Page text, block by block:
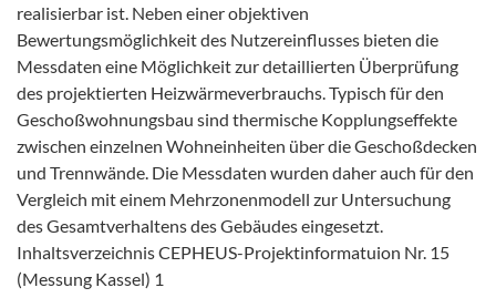
realisierbar ist. Neben einer objektiven
Bewertungsmöglichkeit des Nutzereinflusses bieten die
Messdaten eine Möglichkeit zur detaillierten Überprüfung
des projektierten Heizwärmeverbrauchs. Typisch für den
Geschoßwohnungsbau sind thermische Kopplungseffekte
zwischen einzelnen Wohneinheiten über die Geschoßdecken
und Trennwände. Die Messdaten wurden daher auch für den
Vergleich mit einem Mehrzonenmodell zur Untersuchung
des Gesamtverhaltens des Gebäudes eingesetzt.
Inhaltsverzeichnis CEPHEUS-Projektinformatuion Nr. 15
(Messung Kassel) 1